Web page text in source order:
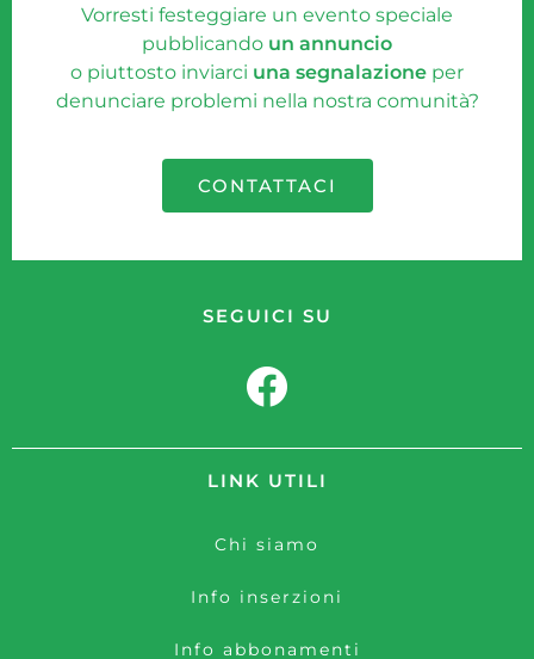
Vorresti festeggiare un evento speciale
pubblicando un annuncio
o piuttosto inviarci una segnalazione per
denunciare problemi nella nostra comunità?
CONTATTACI
LINK UTILI
Chi siamo
Info inserzioni
Info abbonamenti
SEGUICI SU